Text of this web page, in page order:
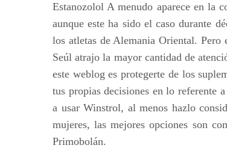
Estanozolol A menudo aparece en la
aunque este ha sido el caso durante
los atletas de Alemania Oriental. Pero
Seúl atrajo la mayor cantidad de
este weblog es protegerte de los
tus propias decisiones en lo referente
a usar Winstrol, al menos hazlo
mujeres, las mejores opciones son
Primobolán.